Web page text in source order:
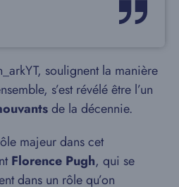
soulignent la manière
s’est révélé être l’un
de la décennie.
majeur dans cet
Florence Pugh, qui se
dans un rôle qu’on